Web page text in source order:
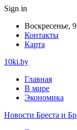
Sign in
Воскресенье,
Контакты
Карта
10ki.by
Главная
В мире
Экономика
Новости Бреста и